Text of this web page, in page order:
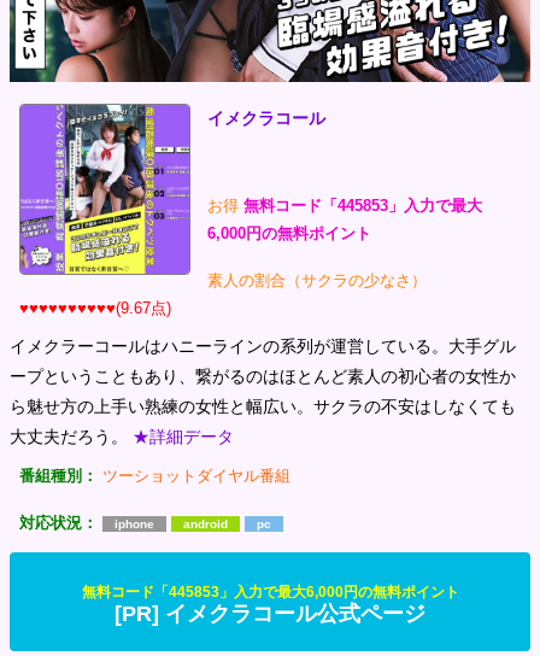
イメクラコール
お得 無料コード「445853」入力で最大
6,000円の無料ポイント
素人の割合（サクラの少なさ）
♥♥♥♥♥♥♥♥♥♥(9.67点)
イメクラーコールはハニーラインの系列が運営している。大手グル
ープということもあり、繋がるのはほとんど素人の初心者の女性か
ら魅せ方の上手い熟練の女性と幅広い。サクラの不安はしなくても
大丈夫だろう。 ★詳細データ
番組種別： ツーショットダイヤル番組
対応状況： iphone android pc
無料コード「445853」入力で最大6,000円の無料ポイント
[PR] イメクラコール公式ページ